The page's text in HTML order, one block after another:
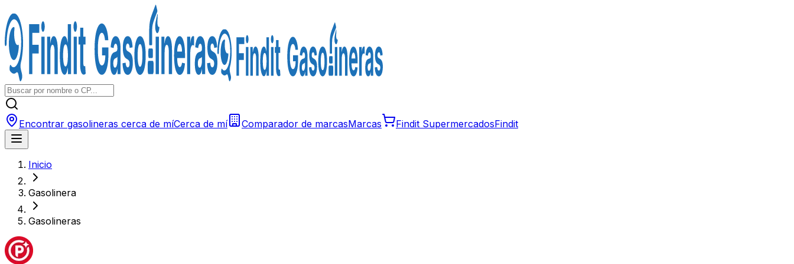
Encontrar gasolineras cerca de míCerca de mí Comparador de marcasMarcas Findit SupermercadosFindit
Inicio
Gasolinera
Gasolineras